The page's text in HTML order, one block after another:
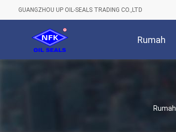
GUANGZHOU UP OIL-SEALS TRADING CO.,LTD
Rumah
Rumah